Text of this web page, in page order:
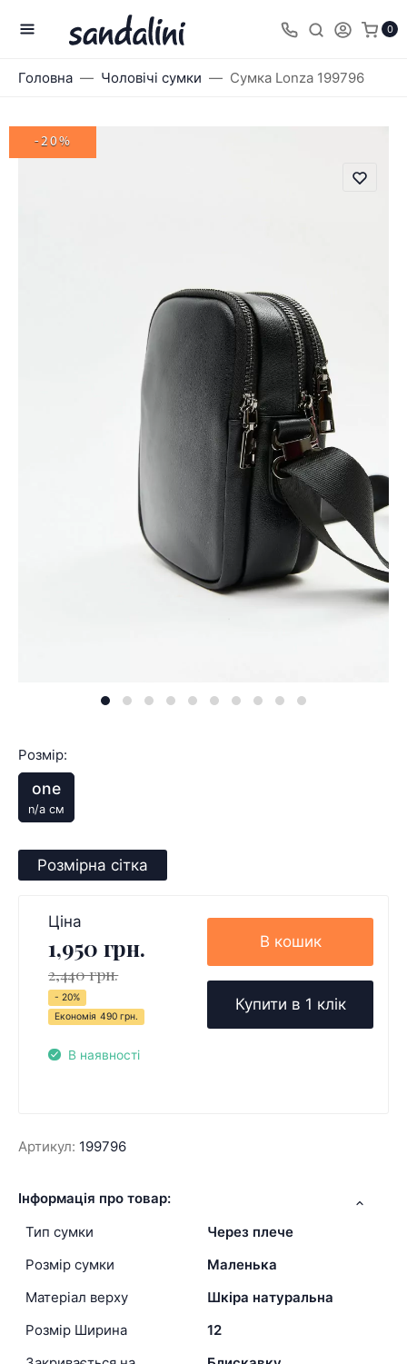
0
Головна Чоловічі сумки Сумка Lonza 199796
-20%
Розмір:
one
n/a см
Розмірна сітка
Ціна
1,950 грн.
2,440 грн.
- 20%
Економія 490 грн.
В наявності
В кошик
Купити в 1 клік
Артикул: 199796
Інформація про товар:
Тип сумки
Через плече
Розмір сумки
Маленька
Матеріал верху
Шкіра натуральна
Розмір Ширина
12